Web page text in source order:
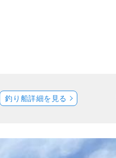
釣り船詳細を見る